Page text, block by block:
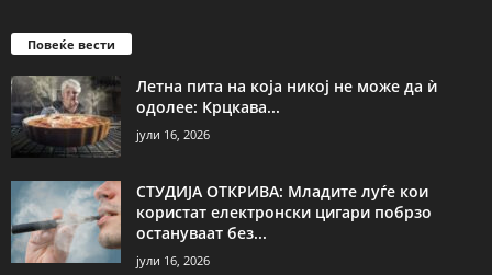
Повеќе вести
Летна пита на која никој не може да ѝ
одолее: Крцкава...
јули 16, 2026
СТУДИЈА ОТКРИВА: Младите луѓе кои
користат електронски цигари побрзо
остануваат без...
јули 16, 2026